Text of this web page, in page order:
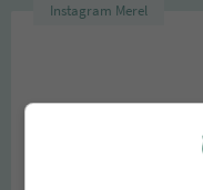
Instagram Merel